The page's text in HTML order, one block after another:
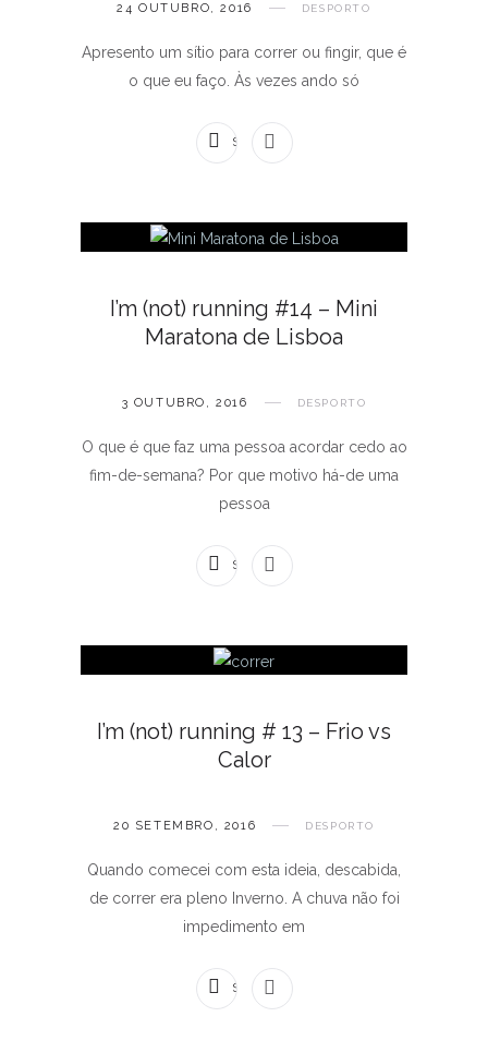
24 OUTUBRO, 2016 DESPORTO
Apresento um sítio para correr ou fingir, que é
o que eu faço. Às vezes ando só
SEM COMENTÁRIOS
I’m (not) running #14 – Mini
Maratona de Lisboa
3 OUTUBRO, 2016 DESPORTO
O que é que faz uma pessoa acordar cedo ao
fim-de-semana? Por que motivo há-de uma
pessoa
SEM COMENTÁRIOS
I’m (not) running # 13 – Frio vs
Calor
20 SETEMBRO, 2016 DESPORTO
Quando comecei com esta ideia, descabida,
de correr era pleno Inverno. A chuva não foi
impedimento em
SEM COMENTÁRIOS